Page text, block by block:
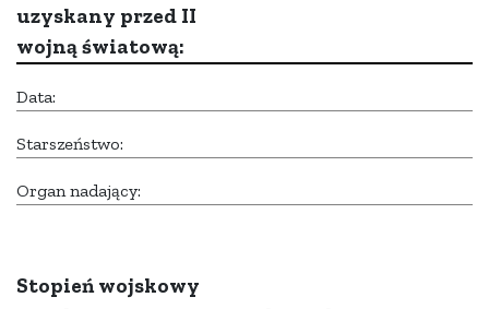
uzyskany przed II
wojną światową:
Data:
Starszeństwo:
Organ nadający:
Stopień wojskowy